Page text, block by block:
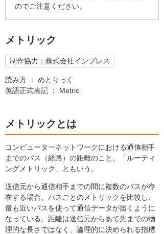
のでご注意ください。
メトリック
制作協力：株式会社インプレス
読み方 ： めとりっく
英語正式表記 ： Metric
メトリックとは
コンピューターネットワークにおける通信相手
までのパス（経路）の距離のこと。「ルーティ
ングメトリック」ともいう。
送信元から通信相手までの間に複数のパスが存
在する場合、パスごとのメトリックを比較し、
最も近いパスを使って通信データが届くように
なっている。距離は送信元からあて先までの物
理的な長さではなく、論理的に決められる指標